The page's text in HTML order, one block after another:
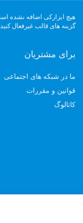
هیچ ابزارکی اضافه نشده
گزینه های قالب غیرفعال
برای مشتریان
ما در شبکه های اجتماعی
قوانین و مقررات
کاتالوگ